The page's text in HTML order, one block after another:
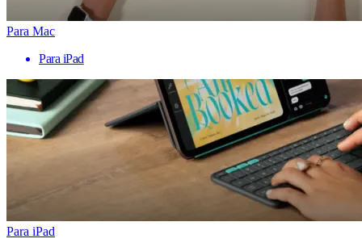
Para Mac
Para iPad
Para iPad